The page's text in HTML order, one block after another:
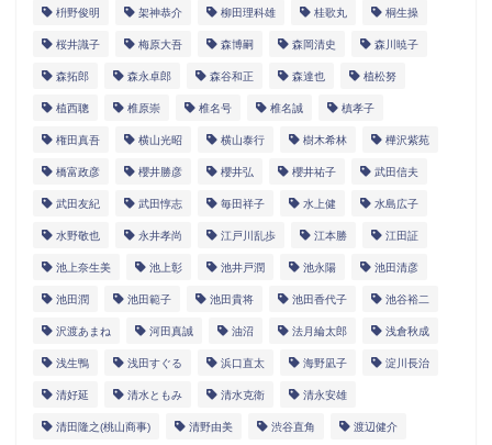
枡野俊明 架神恭介 柳田理科雄 桂歌丸 桐生操
桜井識子 梅原大吾 森博嗣 森岡清史 森川暁子
森拓郎 森永卓郎 森谷和正 森達也 植松努
植西聰 椎原崇 椎名号 椎名誠 槙孝子
権田真吾 横山光昭 横山泰行 樹木希林 樺沢紫苑
橋富政彦 櫻井勝彦 櫻井弘 櫻井祐子 武田信夫
武田友紀 武田惇志 毎田祥子 水上健 水島広子
水野敬也 永井孝尚 江戸川乱歩 江本勝 江田証
池上奈生美 池上彰 池井戸潤 池永陽 池田清彦
池田潤 池田範子 池田貴将 池田香代子 池谷裕二
沢渡あまね 河田真誠 油沼 法月綸太郎 浅倉秋成
浅生鴨 浅田すぐる 浜口直太 海野凪子 淀川長治
清好延 清水ともみ 清水克衛 清永安雄
清田隆之(桃山商事) 清野由美 渋谷直角 渡辺健介